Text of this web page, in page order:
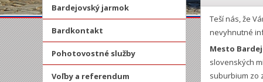
Bardejovský jarmok
Bardkontakt
Pohotovostné služby
Voľby a referendum
Teší nás, že
nevyhnutné
Mesto
slovenských
suburbium zo